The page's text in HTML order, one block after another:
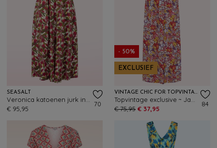
SEASALT
€ 95,95
70
- 50%
EXCLUSIEF
VINTAGE CHIC FOR TOPVINTAGE
€ 75,95 € 37,95
84